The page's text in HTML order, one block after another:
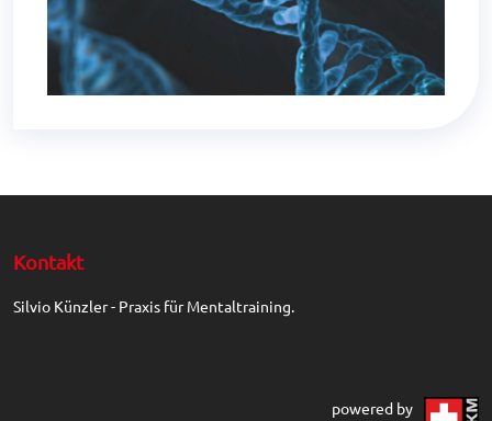
Kontakt
Silvio Künzler - Praxis für Mentaltraining.
powered by